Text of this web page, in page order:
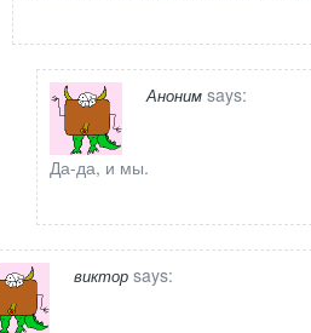
Аноним says:
Да-да, и мы.
виктор says: